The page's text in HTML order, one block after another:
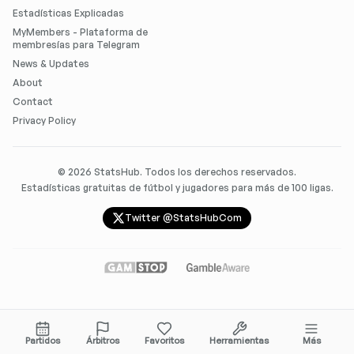
Estadísticas Explicadas
MyMembers - Plataforma de
membresías para Telegram
News & Updates
About
Contact
Privacy Policy
© 2026 StatsHub. Todos los derechos reservados.
Estadísticas gratuitas de fútbol y jugadores para más de 100 ligas.
Twitter @StatsHubCom
Partidos Árbitros Favoritos Herramientas Más